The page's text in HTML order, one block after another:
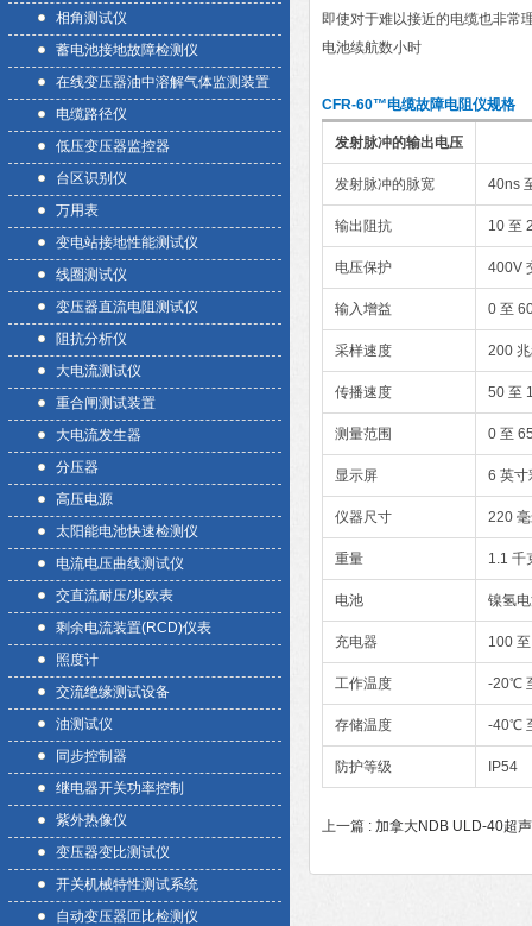
相角测试仪
蓄电池接地故障检测仪
在线变压器油中溶解气体监测装置
电缆路径仪
低压变压器监控器
台区识别仪
万用表
变电站接地性能测试仪
线圈测试仪
变压器直流电阻测试仪
阻抗分析仪
大电流测试仪
重合闸测试装置
大电流发生器
分压器
高压电源
太阳能电池快速检测仪
电流电压曲线测试仪
交直流耐压/兆欧表
剩余电流装置(RCD)仪表
照度计
交流绝缘测试设备
油测试仪
同步控制器
继电器开关功率控制
紫外热像仪
变压器变比测试仪
开关机械特性测试系统
自动变压器匝比检测仪
即使对于难以接近的电缆也非常
电池续航数小时
CFR-60™电缆故障电阻仪规格
发射脉冲的输出电压
发射脉冲的脉宽 40ns
输出阻抗 10 至
电压保护 400V
输入增益 0 至
采样速度 200
传播速度 50 至
测量范围 0 至
显示屏 6 英寸
仪器尺寸 220
重量 1.1 千
电池 镍氢
充电器 100
工作温度 -20℃
存储温度 -40℃
防护等级 IP54
上一篇 : 加拿大NDB ULD-40超